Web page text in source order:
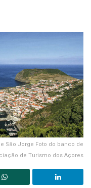
São Jorge Foto do banco de
de Turismo dos Açores